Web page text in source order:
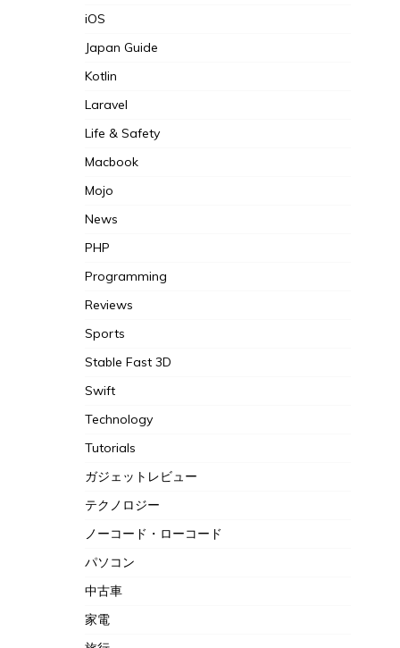
iOS
Japan Guide
Kotlin
Laravel
Life & Safety
Macbook
Mojo
News
PHP
Programming
Reviews
Sports
Stable Fast 3D
Swift
Technology
Tutorials
ガジェットレビュー
テクノロジー
ノーコード・ローコード
パソコン
中古車
家電